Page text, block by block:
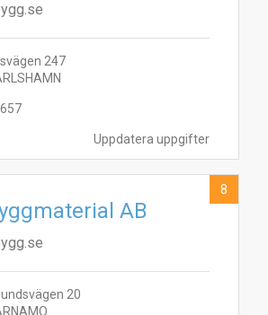
Uppdatera uppgifter
247
AB
20
8